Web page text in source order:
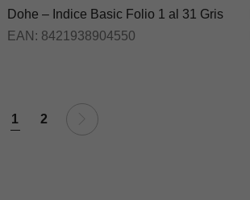
Dohe – Indice Basic Folio 1 al 31 Gris
EAN: 8421938904550
1 2